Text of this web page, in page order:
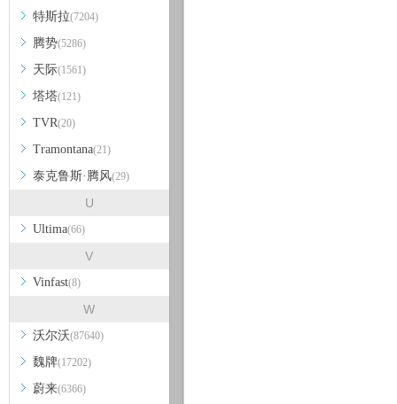
特斯拉(7204)
腾势(5286)
天际(1561)
塔塔(121)
TVR(20)
Tramontana(21)
泰克鲁斯·腾风(29)
U
Ultima(66)
V
Vinfast(8)
W
沃尔沃(87640)
魏牌(17202)
蔚来(6366)